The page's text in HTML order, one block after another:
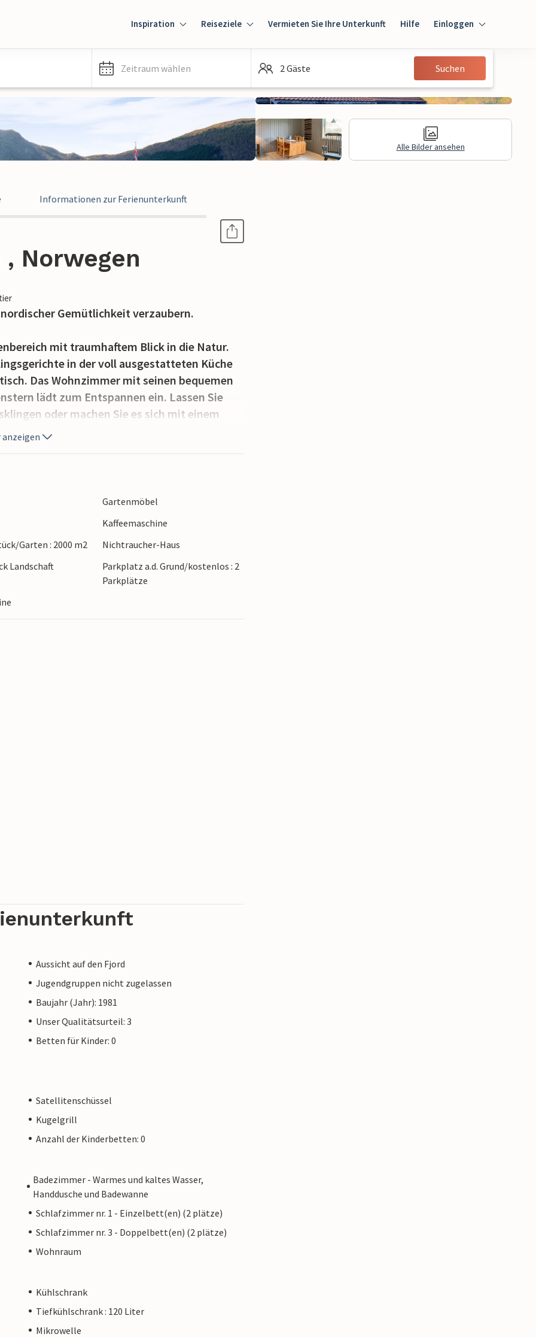
Inspiration Reiseziele Vermieten Sie Ihre Unterkunft Hilfe Einloggen
Einloggen
Gast
Zeitraum wählen 2 Gäste Suchen
Alle Bilder ansehen
Informationen zur Ferienunterkunft
Norwegen
Gemütlichkeit verzaubern.
mit traumhaftem Blick in die Natur.
in der voll ausgestatteten Küche
Das Wohnzimmer mit seinen bequemen
lädt zum Entspannen ein. Lassen Sie
oder machen Sie es sich mit einem
wie zu Hause.
Garten und einem Grillplatz.
lauschen Sie der Natur bei
Sie den Sternenhimmel am Lagerfeuer.
oder entdecken Sie Trondheim,
Sie leckere Fischgerichte. Erkunden Sie
Genießen Sie die Ruhe und laden Sie neue
auf.
anzeigen
Gartenmöbel
Kaffeemaschine
Garten : 2000 m2
Nichtraucher-Haus
Landschaft
Parkplatz a.d. Grund/kostenlos : 2
Parkplätze
Aussicht auf den Fjord
Jugendgruppen nicht zugelassen
Baujahr (Jahr): 1981
Unser Qualitätsurteil: 3
Betten für Kinder: 0
Satellitenschüssel
Kugelgrill
Anzahl der Kinderbetten: 0
Badezimmer - Warmes und kaltes Wasser,
Handdusche und Badewanne
Schlafzimmer nr. 1 - Einzelbett(en) (2 plätze)
Schlafzimmer nr. 3 - Doppelbett(en) (2 plätze)
Wohnraum
Kühlschrank
Tiefkühlschrank : 120 Liter
Mikrowelle